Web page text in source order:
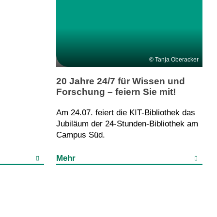
Tanja Oberacker
20 Jahre 24/7 für Wissen und
Forschung – feiern Sie mit!
Am 24.07. feiert die KIT-Bibliothek das
Jubiläum der 24-Stunden-Bibliothek am
Campus Süd.
Mehr